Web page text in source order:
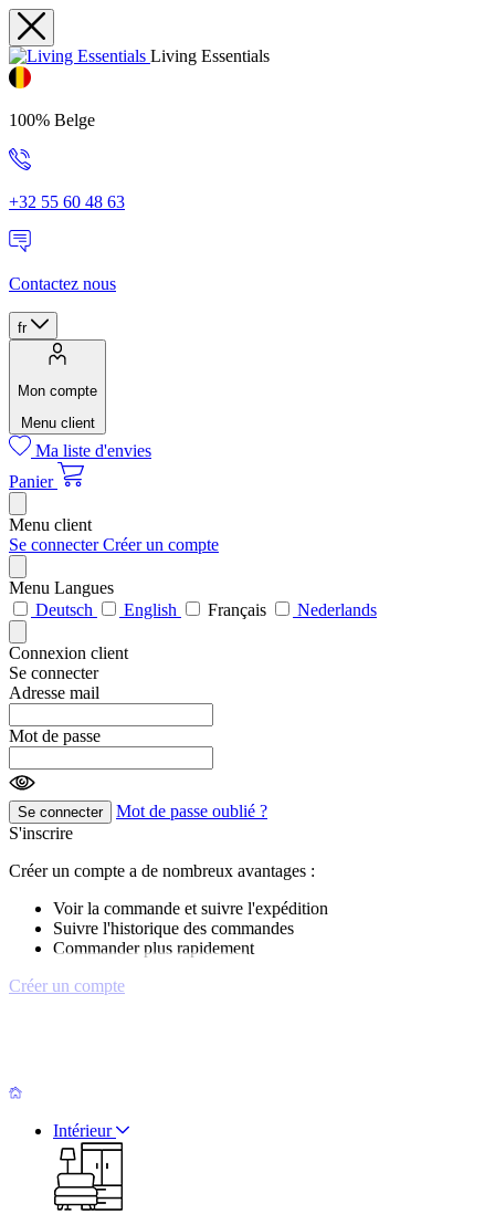
Living Essentials
100% Belge
+32 55 60 48 63
Contactez nous
fr
Mon compte
Menu client
Ma liste d'envies
Panier
Menu client
Se connecterCréer un compte
Menu Langues
Deutsch
English Français Nederlands
Connexion client
Se connecter
Adresse mail
Mot de passe
Se connecter
Mot de passe oublié ?
S'inscrire
Créer un compte a de nombreux avantages :
Voir la commande et suivre l'expédition
Suivre l'historique des commandes
Commander plus rapidement
Créer un compte
Intérieur